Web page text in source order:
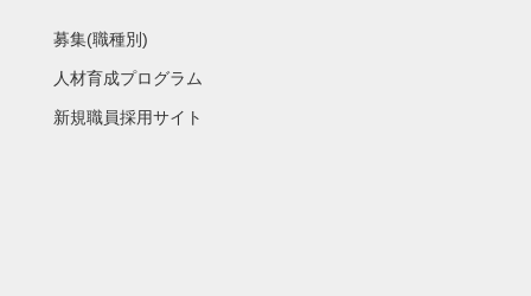
募集(職種別)
人材育成プログラム
新規職員採用サイト